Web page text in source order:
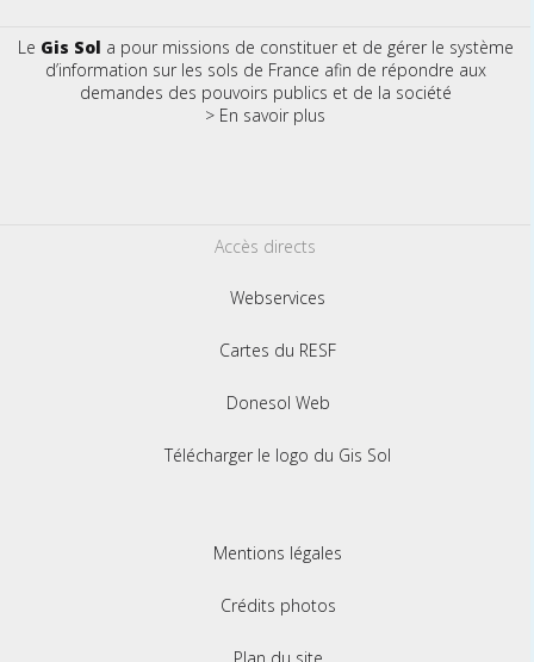
Le Gis Sol a pour missions de constituer et de gérer le système
d’information sur les sols de France afin de répondre aux
demandes des pouvoirs publics et de la société
> En savoir plus
Accès directs
Webservices
Cartes du RESF
Donesol Web
Télécharger le logo du Gis Sol
Mentions légales
Crédits photos